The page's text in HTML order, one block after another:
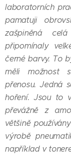
laboratorních
pamatuji
zašpiněná
připomínaly
černé barvy. To
měli možnost
přenosu. Jedná
hoření. Jsou to
převážně z
většině
výrobě
například v